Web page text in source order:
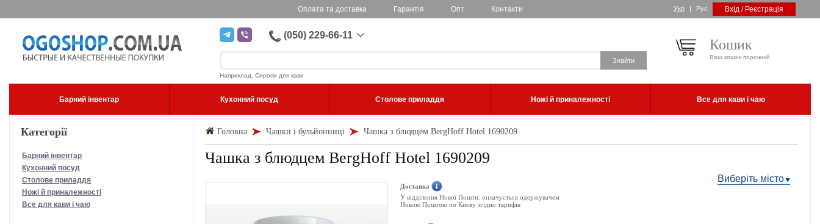
Оплата та доставка Гарантія Опт Контакти Укр | Рус Вхід / Реєстрація
(050) 229-66-11
Наприклад, Сиропи для кави
Кошик
Ваш кошик порожній
Барний інвентар Кухонний посуд Столове приладдя Ножі й приналежності Все для кави і чаю
Категорії
Барний інвентар
Кухонний посуд
Столове приладдя
Ножі й приналежності
Все для кави і чаю
Головна Чашки і бульйонниці Чашка з блюдцем BergHoff Hotel 1690209
Чашка з блюдцем BergHoff Hotel 1690209
Виберіть місто
Доставка
У відділення Нової Пошти: оплачується одержувачем
Новою Поштою по Києву згідно тарифів